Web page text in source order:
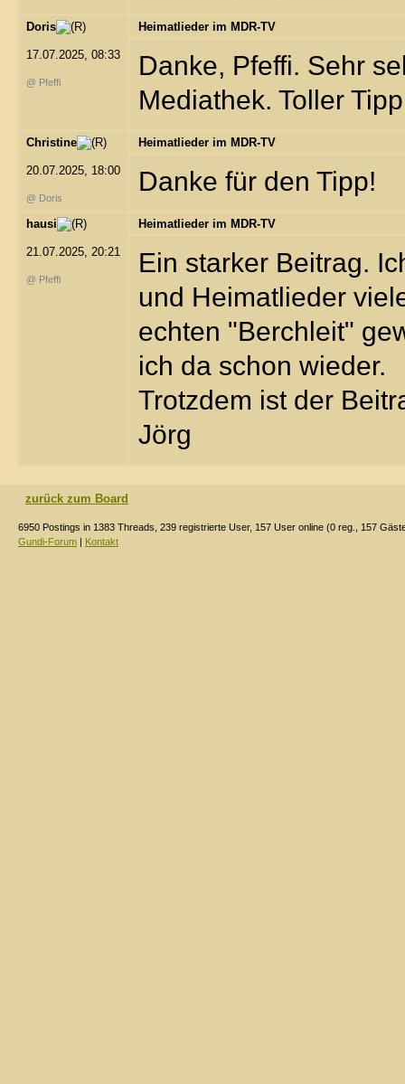
Doris
17.07.2025, 08:33
@ Pfeffi
Heimatlieder im MDR-TV
Danke, Pfeffi. Sehr
Mediathek. Toller
Christine
20.07.2025, 18:00
@ Doris
Heimatlieder im MDR-TV
Danke für den Tipp!
hausi
21.07.2025, 20:21
@ Pfeffi
Heimatlieder im MDR-TV
Ein starker Beitrag.
und Heimatlieder
echten "Berchleit"
ich da schon wieder.
Trotzdem ist der
Jörg
zurück zum Board
6950 Postings in 1383 Threads, 239 registrierte User, 157 User online (0 reg., 157
Gundi-Forum | Kontakt